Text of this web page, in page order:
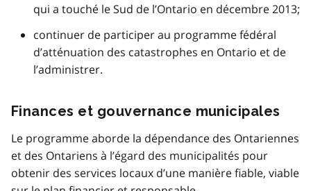
qui a touché le Sud de l’Ontario en décembre 2013;
continuer de participer au programme fédéral
d’atténuation des catastrophes en Ontario et de
l’administrer.
Finances et gouvernance municipales
Le programme aborde la dépendance des Ontariennes
et des Ontariens à l’égard des municipalités pour
obtenir des services locaux d’une manière fiable, viable